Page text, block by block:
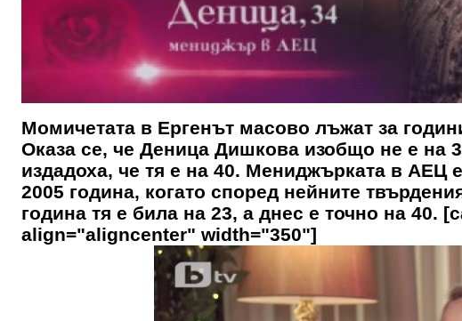
Момичетата в Ергенът масово лъжат за
Оказа се, че Деница Дишкова изобщо не е на
издадоха, че тя е на 40. Мениджърката в АЕЦ
2005 година, когато според нейните
година тя е била на 23, а днес е точно на 40.
align="aligncenter" width="350"]